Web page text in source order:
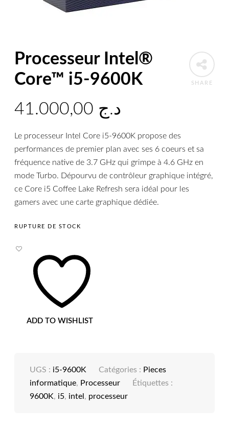
SHARE
Processeur Intel®
Core™ i5-9600K
د.ج
Le processeur Intel Core i5-9600K propose des
performances de premier plan avec ses 6 coeurs et sa
fréquence native de 3.7 GHz qui grimpe à 4.6 GHz en
mode Turbo. Dépourvu de contrôleur graphique intégré,
ce Core i5 Coffee Lake Refresh sera idéal pour les
gamers avec une carte graphique dédiée.
RUPTURE DE STOCK
ADD TO WISHLIST
UGS : i5-9600K Catégories : Pieces
informatique, Processeur
Étiquettes :
9600K, i5, intel , processeur